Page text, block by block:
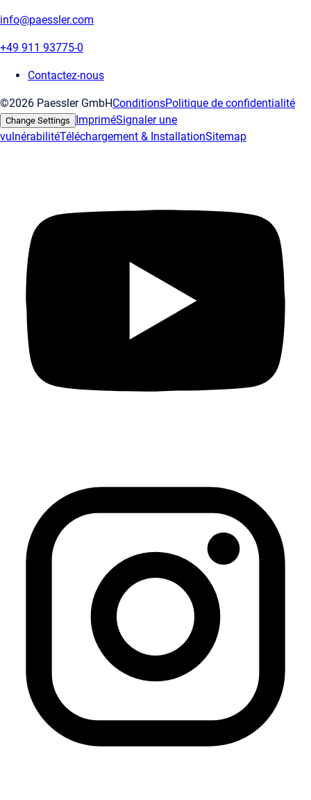
info@paessler.com
+49 911 93775-0
Contactez-nous
©2026 Paessler GmbHConditionsPolitique de confidentialité
Change Settings ImpriméSignaler une
vulnérabilitéTéléchargement & InstallationSitemap